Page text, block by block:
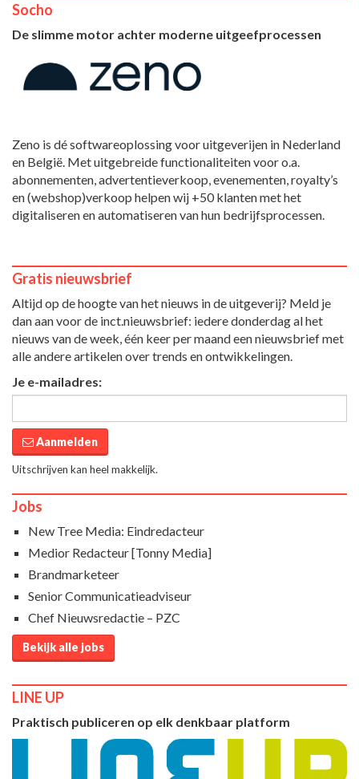
Socho
De slimme motor achter moderne uitgeefprocessen
Zeno is dé softwareoplossing voor uitgeverijen in Nederland
en België. Met uitgebreide functionaliteiten voor o.a.
abonnementen, advertentieverkoop, evenementen, royalty’s
en (webshop)verkoop helpen wij +50 klanten met het
digitaliseren en automatiseren van hun bedrijfsprocessen.
Gratis nieuwsbrief
Altijd op de hoogte van het nieuws in de uitgeverij? Meld je
dan aan voor de inct.nieuwsbrief: iedere donderdag al het
nieuws van de week, één keer per maand een nieuwsbrief met
alle andere artikelen over trends en ontwikkelingen.
Je e-mailadres:
Aanmelden
Uitschrijven kan heel makkelijk.
Jobs
New Tree Media: Eindredacteur
Medior Redacteur [Tonny Media]
Brandmarketeer
Senior Communicatieadviseur
Chef Nieuwsredactie – PZC
Bekijk alle jobs
LINE UP
Praktisch publiceren op elk denkbaar platform